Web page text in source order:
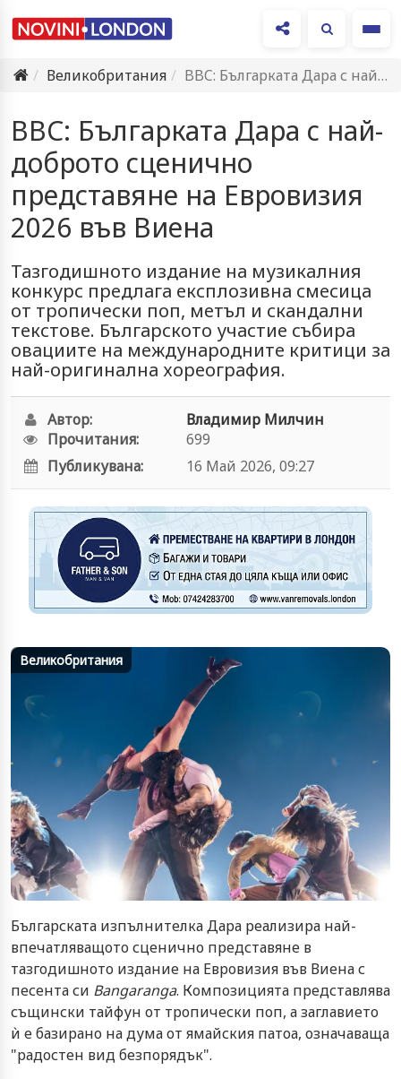
Великобритания
BBC: Българката Дара с най-доброто сценично представяне на Евровизия 2026…
BBC: Българката Дара с най-
доброто сценично
представяне на Евровизия
2026 във Виена
Тазгодишното издание на музикалния
конкурс предлага експлозивна смесица
от тропически поп, метъл и скандални
текстове. Българското участие събира
овациите на международните критици за
най-оригинална хореография.
Автор:
Владимир Милчин
Прочитания:
699
Публикувана:
16 Май 2026, 09:27
Великобритания
Българската изпълнителка Дара реализира най-
впечатляващото сценично представяне в
тазгодишното издание на Евровизия във Виена с
песента си Bangaranga. Композицията представлява
същински тайфун от тропически поп, а заглавието
ѝ е базирано на дума от ямайския патоа, означаваща
"радостен вид безпорядък".